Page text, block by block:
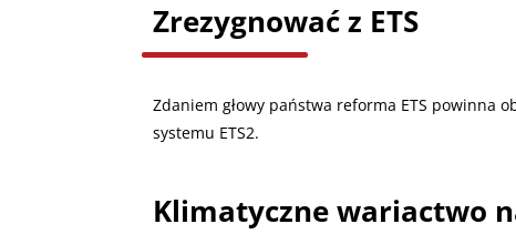
Zrezygnować z ETS
Zdaniem głowy państwa reforma ETS powinna
systemu ETS2.
Klimatyczne wariactwo